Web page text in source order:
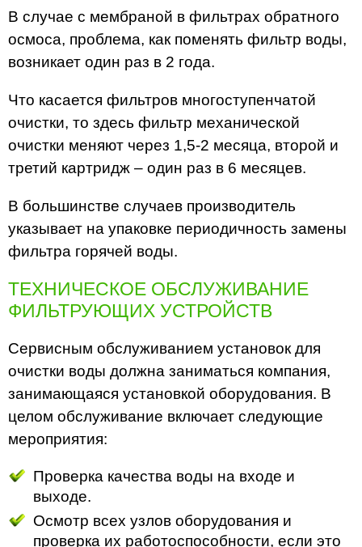
В случае с мембраной в фильтрах обратного
осмоса, проблема, как поменять фильтр воды,
возникает один раз в 2 года.
Что касается фильтров многоступенчатой
очистки, то здесь фильтр механической
очистки меняют через 1,5-2 месяца, второй и
третий картридж – один раз в 6 месяцев.
В большинстве случаев производитель
указывает на упаковке периодичность замены
фильтра горячей воды.
ТЕХНИЧЕСКОЕ ОБСЛУЖИВАНИЕ
ФИЛЬТРУЮЩИХ УСТРОЙСТВ
Сервисным обслуживанием установок для
очистки воды должна заниматься компания,
занимающаяся установкой оборудования. В
целом обслуживание включает следующие
мероприятия:
Проверка качества воды на входе и
выходе.
Осмотр всех узлов оборудования и
проверка их работоспособности, если это